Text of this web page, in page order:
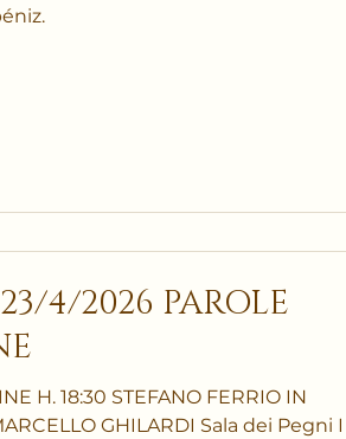
4/2026 PAROLE
H. 18:30 STEFANO FERRIO IN
GHILARDI Sala dei Pegni I